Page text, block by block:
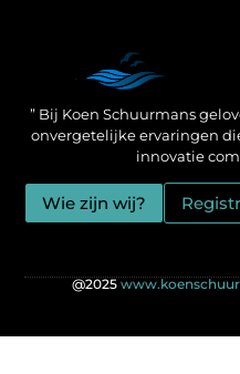
” Bij Koen Schuurmans
onvergetelijke ervaringen
innovatie
Wie zijn wij?
@2025